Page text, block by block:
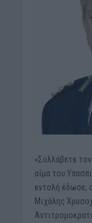
«Συλλάβετε
αίμα του
εντολή έδωσε,
Μιχάλης